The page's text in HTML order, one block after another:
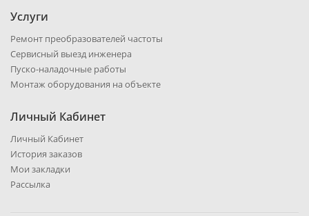
Услуги
Ремонт преобразователей частоты
Сервисный выезд инженера
Пуско-наладочные работы
Монтаж оборудования на объекте
Личный Кабинет
Личный Кабинет
История заказов
Мои закладки
Рассылка